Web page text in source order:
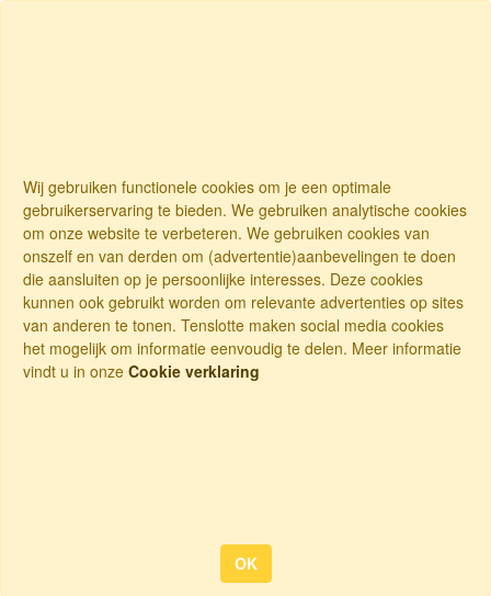
Wij gebruiken functionele cookies om je een optimale
gebruikerservaring te bieden. We gebruiken analytische cookies
om onze website te verbeteren. We gebruiken cookies van
onszelf en van derden om (advertentie)aanbevelingen te doen
die aansluiten op je persoonlijke interesses. Deze cookies
kunnen ook gebruikt worden om relevante advertenties op sites
van anderen te tonen. Tenslotte maken social media cookies
het mogelijk om informatie eenvoudig te delen. Meer informatie
vindt u in onze Cookie verklaring
OK